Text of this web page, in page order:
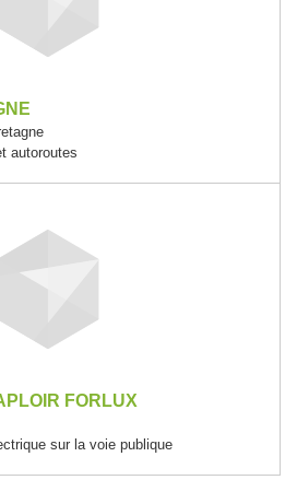
autoroutes
FORLUX
sur la voie publique